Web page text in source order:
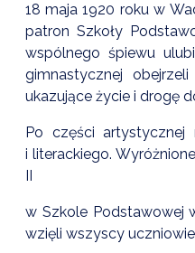
18 maja 1920 roku w
patron Szkoły
wspólnego śpiewu
gimnastycznej
ukazujące życie i drogę
Po części artystycznej
i literackiego.
w Szkole Podstawowej
wzięli wszyscy